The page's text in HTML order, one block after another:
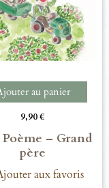
au panier
9,90€
– Grand
père
aux favoris